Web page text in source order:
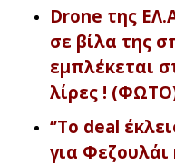
Drone της
σε βίλα της
εμπλέκεται
λίρες !
‘’Το deal
για Φεζουλάι